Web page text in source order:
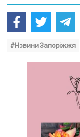
#Новини Запоріжжя